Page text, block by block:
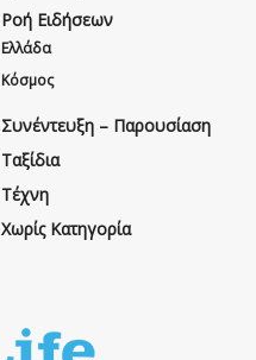
Ροή Ειδήσεων
Ελλάδα
Κόσμος
Συνέντευξη – Παρουσίαση
Ταξίδια
Τέχνη
Χωρίς Κατηγορία